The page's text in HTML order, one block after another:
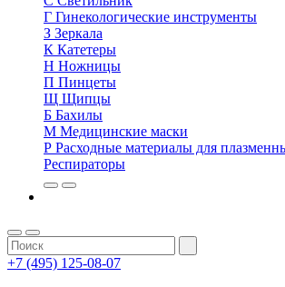
Г Гинекологические инструменты
З Зеркала
К Катетеры
Н Ножницы
П Пинцеты
Щ Щипцы
Б Бахилы
М Медицинские маски
Р Расходные материалы для
Респираторы
+7 (495) 125-08-07